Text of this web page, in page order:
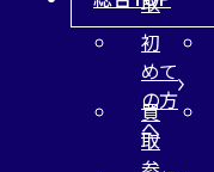
初
めて
の方
へ
買
取